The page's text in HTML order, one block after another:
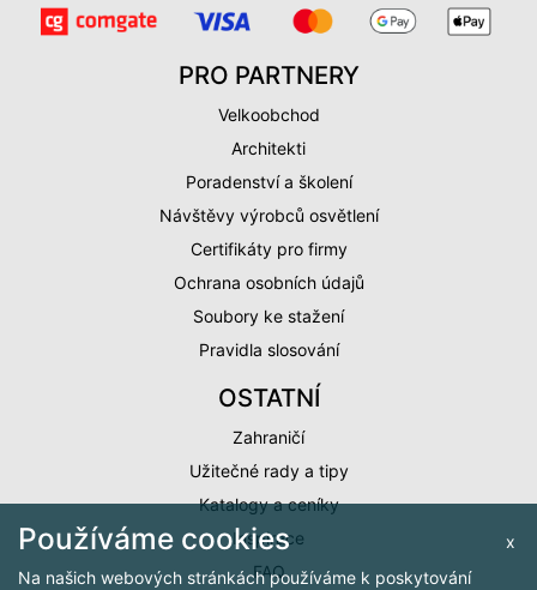
PRO PARTNERY
Velkoobchod
Architekti
Poradenství a školení
Návštěvy výrobců osvětlení
Certifikáty pro firmy
Ochrana osobních údajů
Soubory ke stažení
Pravidla slosování
OSTATNÍ
Zahraničí
Užitečné rady a tipy
Katalogy a ceníky
Inspirace
FAQ
x
Používáme cookies
Na našich webových stránkách používáme k poskytování